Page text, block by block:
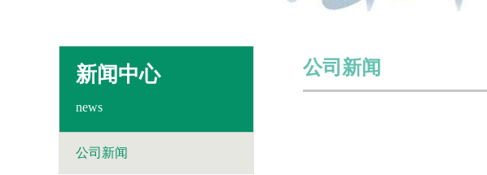
新闻中心
news
公司新闻
公司新闻